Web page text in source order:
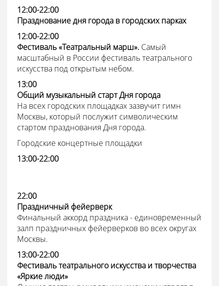
12:00-22:00
Празднование дня города в городских парках
12:00-22:00
Фестиваль «Театральный марш». Самый
масштабный в России фестиваль театрального
искусства под открытым небом.
13:00
Общий музыкальный старт Дня города
На всех городских площадках зазвучит гимн
Москвы, который послужит символическим
стартом празднования Дня города.
Городские концертные площадки
13:00-22:00
22:00
Праздничный фейерверк
Финальный аккорд праздника - единовременный
залп праздничных фейерверков во всех округах
Москвы.
13:00-22:00
Фестиваль театрального искусства и творчества
«Яркие люди»